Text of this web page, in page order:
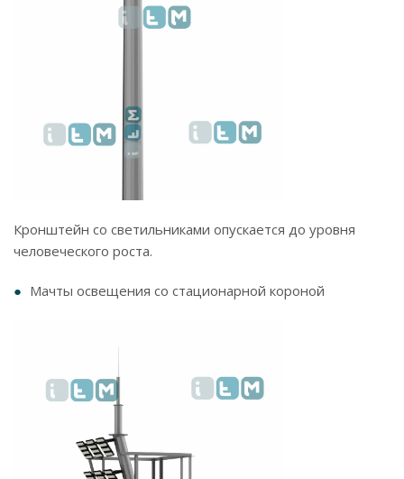
Кронштейн со светильниками опускается до уровня
человеческого роста.
Мачты освещения со стационарной короной